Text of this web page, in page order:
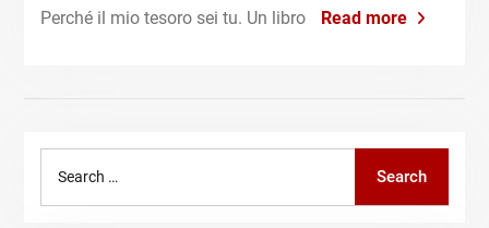
Perché il mio tesoro sei tu.​ Un libro
Read more
Search